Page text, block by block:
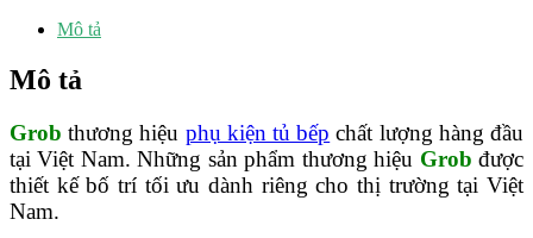
Mô tả
Mô tả
Grob thương hiệu phụ kiện tủ bếp chất lượng hàng đầu
tại Việt Nam. Những sản phẩm thương hiệu Grob được
thiết kế bố trí tối ưu dành riêng cho thị trường tại Việt
Nam.